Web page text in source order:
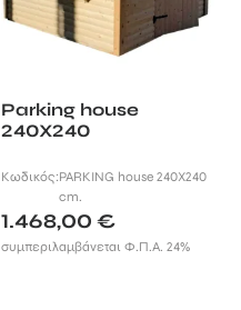
Parking house
240X240
Κωδικός:PARKING house 240X240
cm.
1.468,00€
συμπεριλαμβάνεται Φ.Π.Α. 24%